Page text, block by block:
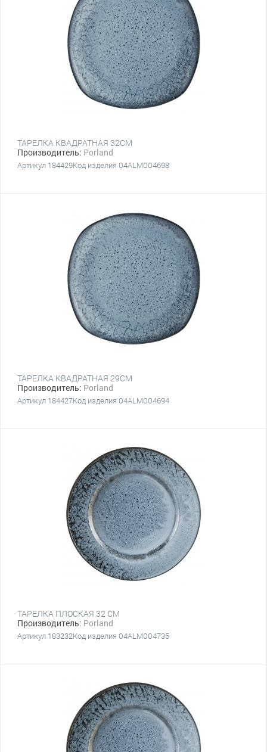
ТАРЕЛКА КВАДРАТНАЯ 32CM
Производитель: Porland
Артикул 184429Код изделия 04ALM004698
ТАРЕЛКА КВАДРАТНАЯ 29CM
Производитель: Porland
Артикул 184427Код изделия 04ALM004694
ТАРЕЛКА ПЛОСКАЯ 32 CM
Производитель: Porland
Артикул 183232Код изделия 04ALM004735